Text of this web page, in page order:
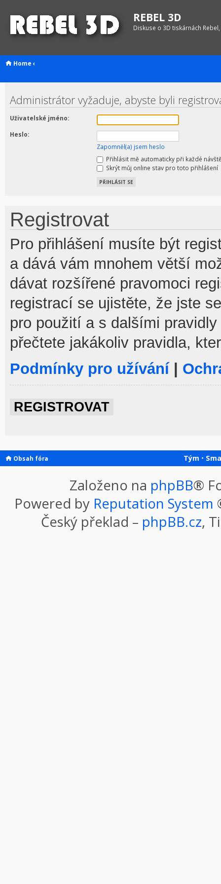
REBEL 3D
Diskuse o 3D tiskárnách
Home ‹
Administrátor vyžaduje, abyste byli
Uživatelské jméno:
Heslo:
Zapomněl(a) jsem heslo
Přihlásit mě automaticky při každé
Skrýt můj online stav pro toto přihlášení
Registrovat
Pro přihlášení musíte být
a dává vám mnohem větší
dávat rozšířené pravomoci
registrací se ujistěte, že jste
pro použití a s dalšími
přečtete jakákoliv pravidla,
Podmínky pro užívání|
REGISTROVAT
Obsah fóra Tým •
Založeno na phpBB®
Powered by Reputation System
Český překlad – phpBB.cz,